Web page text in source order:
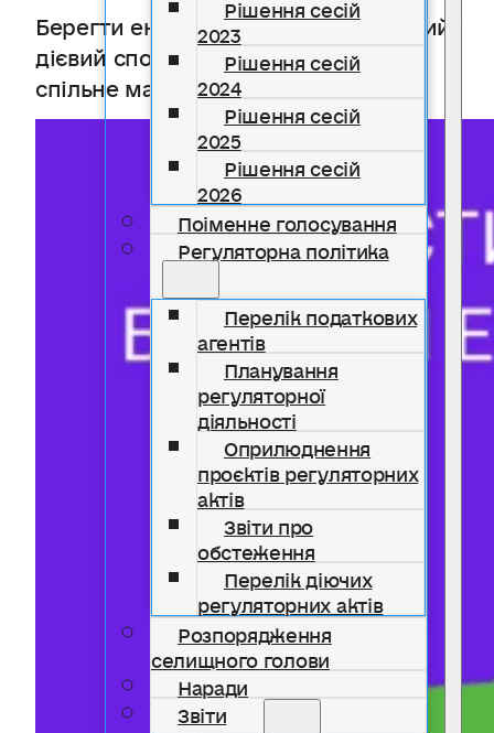
2023
Рішення сесій
2024
Рішення сесій
2025
Рішення сесій
2026
Поіменне голосування
Регуляторна політика
Перелік податкових
агентів
Планування
регуляторної
діяльності
Оприлюднення
проєктів регуляторних
актів
Звіти про
обстеження
Перелік діючих
регуляторних актів
Розпорядження
селищного голови
Наради
Звіти
Берегти енергосистему — це простий і
дієвий спосіб турботи про інших та
спільне майбутнє